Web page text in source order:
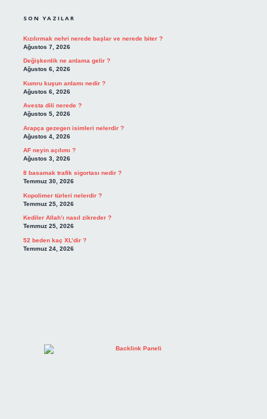
SON YAZILAR
Kızılırmak nehri nerede başlar ve nerede biter ?
Ağustos 7, 2026
Değişkenlik ne anlama gelir ?
Ağustos 6, 2026
Kumru kuşun anlamı nedir ?
Ağustos 6, 2026
Avesta dili nerede ?
Ağustos 5, 2026
Arapça gezegen isimleri nelerdir ?
Ağustos 4, 2026
AF neyin açılımı ?
Ağustos 3, 2026
8 basamak trafik sigortası nedir ?
Temmuz 30, 2026
Kopolimer türleri nelerdir ?
Temmuz 25, 2026
Kediler Allah’ı nasıl zikreder ?
Temmuz 25, 2026
52 beden kaç XL’dir ?
Temmuz 24, 2026